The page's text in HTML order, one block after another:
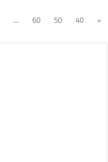
»
40
50
60
...